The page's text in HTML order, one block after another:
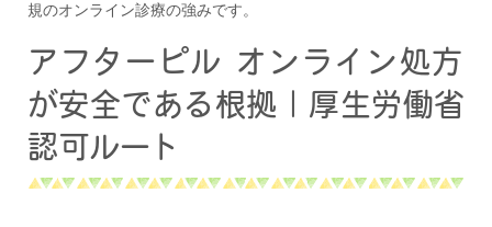
規のオンライン診療の強みです。
アフターピル オンライン処方
が安全である根拠｜厚生労働省
認可ルート